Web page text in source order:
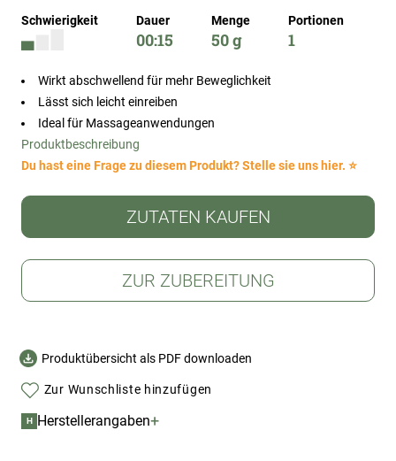
Bildergalerie
springen
Schwierigkeit Dauer
00:15
Menge
50 g
Portionen
1
Wirkt abschwellend für mehr Beweglichkeit
Lässt sich leicht einreiben
Ideal für Massageanwendungen
Produktbeschreibung
Du hast eine Frage zu diesem Produkt? Stelle sie uns hier. ⭐
ZUTATEN KAUFEN
ZUR ZUBEREITUNG
Produktübersicht als PDF downloaden
Zur Wunschliste hinzufügen
H Herstellerangaben+